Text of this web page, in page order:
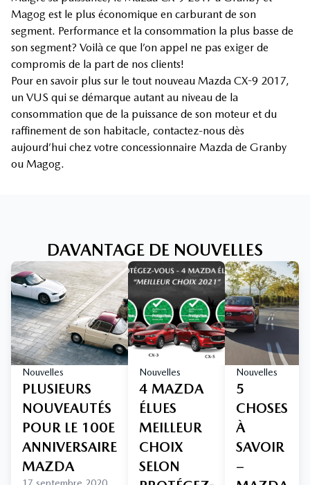
Magog est le plus économique en carburant de son
segment. Performance et la consommation la plus basse de
son segment? Voilà ce que l’on appel ne pas exiger de
compromis de la part de nos clients!
Pour en savoir plus sur le tout nouveau Mazda CX-9 2017,
un VUS qui se démarque autant au niveau de la
consommation que de la puissance de son moteur et du
raffinement de son habitacle, contactez-nous dès
aujourd’hui chez votre concessionnaire Mazda de Granby
ou Magog.
DAVANTAGE DE NOUVELLES
Nouvelles
PLUSIEURS
NOUVEAUTÉS
POUR LE 100E
ANNIVERSAIRE
MAZDA
17 septembre 2020
Nouvelles
4 MAZDA
ÉLUES
MEILLEUR
CHOIX
SELON
Nouvelles
5
CHOSES
À
SAVOIR
–